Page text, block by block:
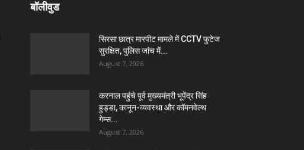
बॉलीवुड
सिरसा छात्र मारपीट मामले में CCTV फुटेज
सुरक्षित, पुलिस जांच में...
August 7, 2026
करनाल पहुंचे पूर्व मुख्यमंत्री भूपेंद्र सिंह
हुड्डा, कानून-व्यवस्था और कॉमनवेल्थ
गेम्स...
August 7, 2026